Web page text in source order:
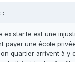
:
existante est une
payer une école
quartier arrivent à y